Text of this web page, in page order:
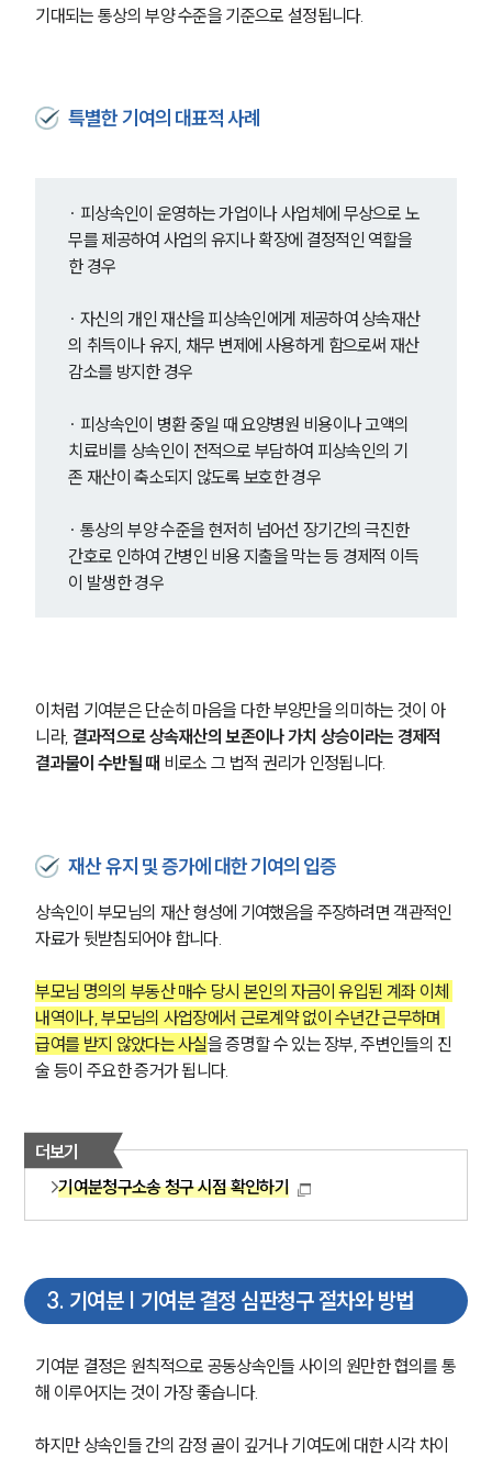
기대되는 통상의 부양 수준을 기준으로 설정됩니다.
특별한 기여의 대표적 사례
∙ 피상속인이 운영하는 가업이나 사업체에 무상으로 노
무를 제공하여 사업의 유지나 확장에 결정적인 역할을
한 경우
∙ 자신의 개인 재산을 피상속인에게 제공하여 상속재산
의 취득이나 유지, 채무 변제에 사용하게 함으로써 재산
감소를 방지한 경우
∙ 피상속인이 병환 중일 때 요양병원 비용이나 고액의
치료비를 상속인이 전적으로 부담하여 피상속인의 기
존 재산이 축소되지 않도록 보호한 경우
∙ 통상의 부양 수준을 현저히 넘어선 장기간의 극진한
간호로 인하여 간병인 비용 지출을 막는 등 경제적 이득
이 발생한 경우
이처럼 기여분은 단순히 마음을 다한 부양만을 의미하는 것이 아
니라, 결과적으로 상속재산의 보존이나 가치 상승이라는 경제적
결과물이 수반될 때 비로소 그 법적 권리가 인정됩니다.
재산 유지 및 증가에 대한 기여의 입증
상속인이 부모님의 재산 형성에 기여했음을 주장하려면 객관적인
자료가 뒷받침되어야 합니다.
부모님 명의의 부동산 매수 당시 본인의 자금이 유입된 계좌 이체
내역이나, 부모님의 사업장에서 근로계약 없이 수년간 근무하며
급여를 받지 않았다는 사실을 증명할 수 있는 장부, 주변인들의 진
술 등이 주요한 증거가 됩니다.
더보기
기여분청구소송 청구 시점 확인하기
3. 기여분 | 기여분 결정 심판청구 절차와 방법
기여분 결정은 원칙적으로 공동상속인들 사이의 원만한 협의를 통
해 이루어지는 것이 가장 좋습니다.
하지만 상속인들 간의 감정 골이 깊거나 기여도에 대한 시각 차이